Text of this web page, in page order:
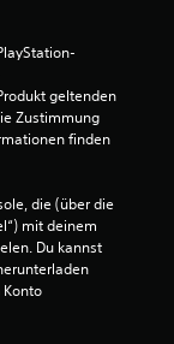
geltenden
Zustimmung
finden
die (über die
mit deinem
Du kannst